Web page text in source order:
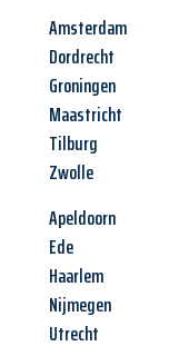
Amsterdam
Dordrecht
Groningen
Maastricht
Tilburg
Zwolle
Apeldoorn
Ede
Haarlem
Nijmegen
Utrecht